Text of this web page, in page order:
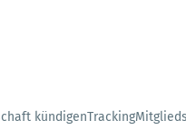
kündigenTracking